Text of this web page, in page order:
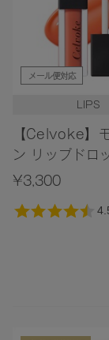
メール便対応
LIPS
【Celvoke】
ン リップドロ
～09,EX08］
¥3,300